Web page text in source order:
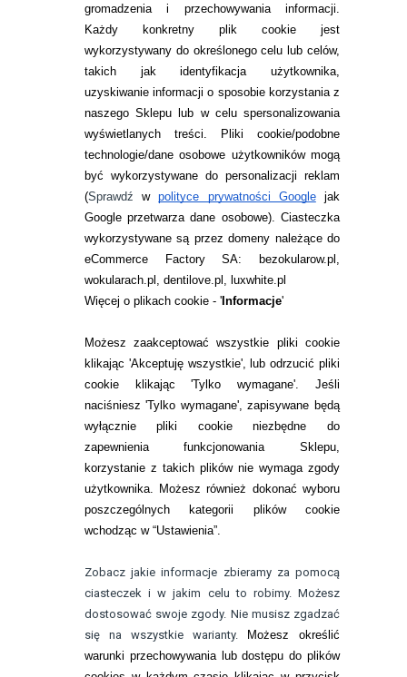
gromadzenia i przechowywania informacji.
Każdy konkretny plik cookie jest
wykorzystywany do określonego celu lub celów,
takich jak identyfikacja użytkownika,
uzyskiwanie informacji o sposobie korzystania z
naszego Sklepu lub w celu spersonalizowania
wyświetlanych treści.
Pliki cookie/podobne
technologie/dane osobowe użytkowników mogą
być wykorzystywane do personalizacji reklam
(Sprawdźwpolityce prywatności Googlejak
Google przetwarza dane osobowe). Ciasteczka
wykorzystywane są przez domeny należące do
eCommerce Factory SA: bezokularow.pl,
wokularach.pl, dentilove.pl, luxwhite.pl
Więcej o plikach cookie - 'Informacje'
Możesz zaakceptować wszystkie pliki cookie
klikając 'Akceptuję wszystkie', lub odrzucić pliki
cookie klikając 'Tylko wymagane'. Jeśli
naciśniesz 'Tylko wymagane', zapisywane będą
wyłącznie pliki cookie niezbędne do
zapewnienia funkcjonowania Sklepu,
korzystanie z takich plików nie wymaga zgody
użytkownika. Możesz również dokonać wyboru
poszczególnych kategorii plików cookie
wchodząc w “Ustawienia”.
Zobacz jakie informacje zbieramy za pomocą
ciasteczek i w jakim celu to robimy. Możesz
dostosować swoje zgody. Nie musisz zgadzać
się na wszystkie warianty.
Możesz określić
warunki przechowywania lub dostępu do plików
INFORMACJE KONTAKTOWE
JAK ZAMAWIAĆ?
ZWROTY I REKLAMACJA
WARUNKI ZAKUPÓW
RANKINGI SOCZEWEK
SOCZEWKI KOLOROWE
Zwrot (odstąpienie od umowy)
ZMIEŃ USTAWIENIA ZGODY NA CIASTECZKA
KONTAKT
telefon:
22 113 44 42
telefon:
732 08 08 72
kontakt@bezokularow.pl